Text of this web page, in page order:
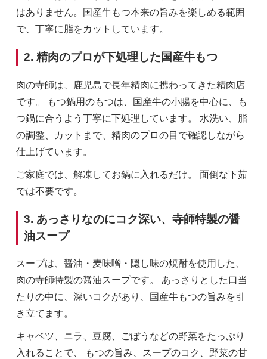
はありません。国産牛もつ本来の旨みを楽しめる範囲
で、丁寧に脂をカットしています。
2. 精肉のプロが下処理した国産牛もつ
肉の寺師は、鹿児島で長年精肉に携わってきた精肉店
です。 もつ鍋用のもつは、国産牛の小腸を中心に、も
つ鍋に合うよう丁寧に下処理しています。 水洗い、脂
の調整、カットまで、精肉のプロの目で確認しながら
仕上げています。
ご家庭では、解凍してお鍋に入れるだけ。 面倒な下茹
では不要です。
3. あっさりなのにコク深い、寺師特製の醤
油スープ
スープは、醤油・麦味噌・隠し味の焼酎を使用した、
肉の寺師特製の醤油スープです。 あっさりとした口当
たりの中に、深いコクがあり、国産牛もつの旨みを引
き立てます。
キャベツ、ニラ、豆腐、ごぼうなどの野菜をたっぷり
入れることで、 もつの旨み、スープのコク、野菜の甘